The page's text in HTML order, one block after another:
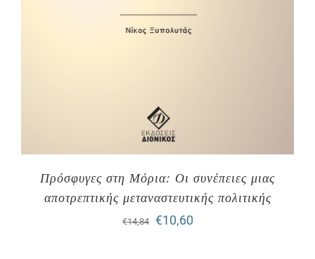
Πρόσφυγες στη Μόρια: Οι συνέπειες μιας
αποτρεπτικής μεταναστευτικής πολιτικής
€14,84
Original
€10,60Η